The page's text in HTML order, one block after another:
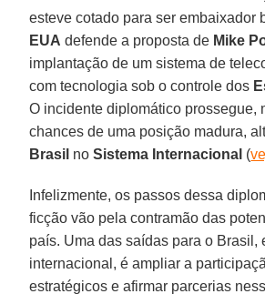
esteve cotado para ser embaixador
EUA defende a proposta de Mike
implantação de um sistema de
com tecnologia sob o controle dos
O incidente diplomático prossegue,
chances de uma posição madura,
Brasil noSistema Internacional (
Infelizmente, os passos dessa
ficção vão pela contramão das
país. Uma das saídas para o Brasil,
internacional, é ampliar a
estratégicos e afirmar parcerias